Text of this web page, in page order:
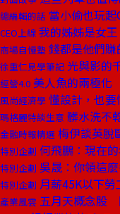
總編輯的話 當小偷也玩起
CEO上線 我的姊姊是女王
商場自慢塾 錢都是他們賺
徐重仁見學筆記 光與影的
經營4.0 美人魚的兩極化
風尚經濟學 懂設計，也要
瑪格麗特談生意 髒水洗不
金融時報精選 梅伊談英脫
特別企劃 何飛鵬：現在
特別企劃 吳晟：你領這
特別企劃 月薪45K以下
產業風雲 五月天概念股